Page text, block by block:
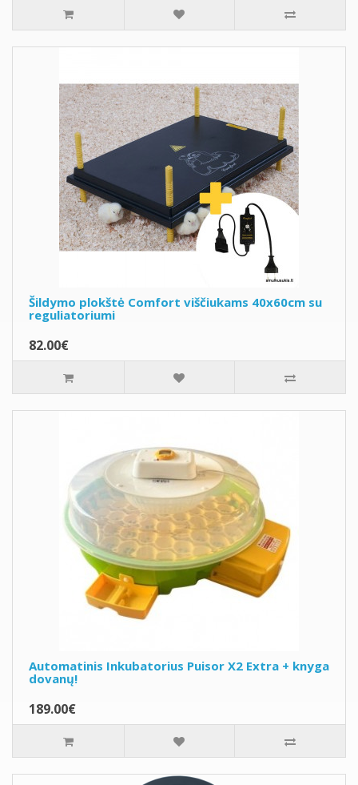
Šildymo plokštė Comfort viščiukams 40x60cm su
reguliatoriumi
82.00€
Automatinis Inkubatorius Puisor X2 Extra + knyga
dovanų!
189.00€